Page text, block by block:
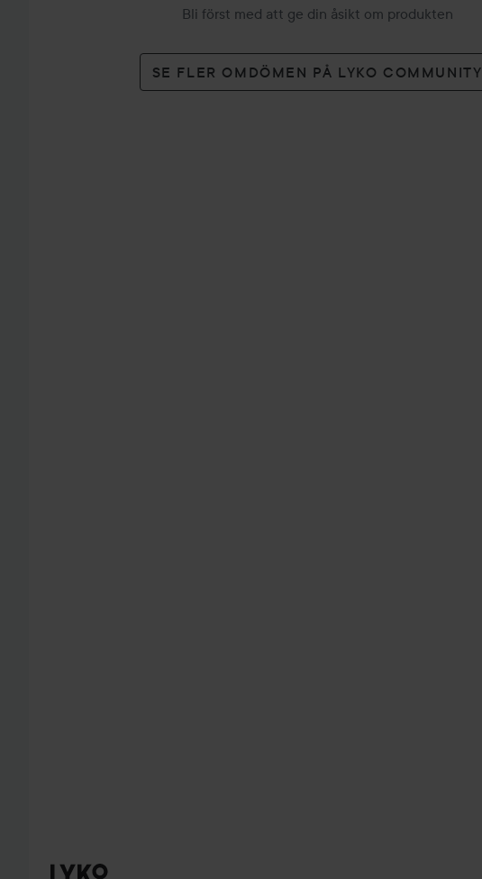
Bli först med att ge din åsikt om produkten
SE FLER OMDÖMEN PÅ LYKO COMMUNITY